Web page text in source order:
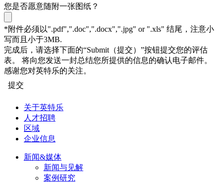
您是否愿意随附一张图纸？
*附件必须以".pdf",".doc",".docx",".jpg" or ".xls" 结尾，注意小
写而且小于3MB.
完成后，请选择下面的“Submit（提交）”按钮提交您的评估
表。 将向您发送一封总结您所提供的信息的确认电子邮件。
感谢您对英特乐的关注。
提交
关于英特乐
人才招聘
区域
企业信息
新闻&媒体
新闻与见解
案例研究